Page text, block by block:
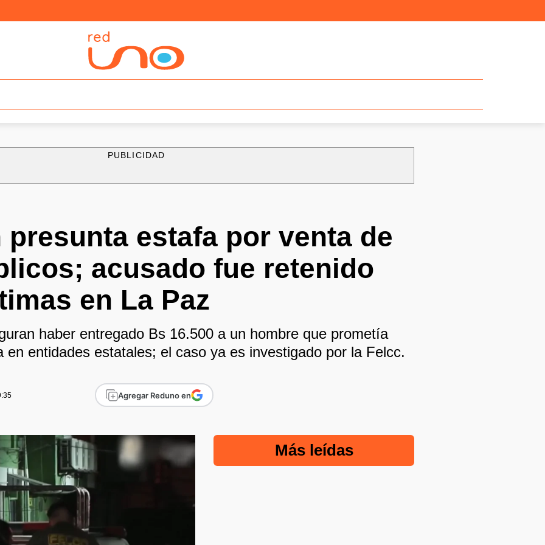
PUBLICIDAD
presunta estafa por venta de
acusado fue retenido
en La Paz
haber entregado Bs 16.500 a un hombre que prometía
en entidades estatales; el caso ya es investigado por la Felcc.
Agregar Reduno en
Más leídas